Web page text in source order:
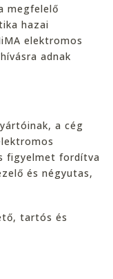
megfelelő
hazai
elektromos
adnak
a cég
figyelmet fordítva
és négyutas,
tartós és